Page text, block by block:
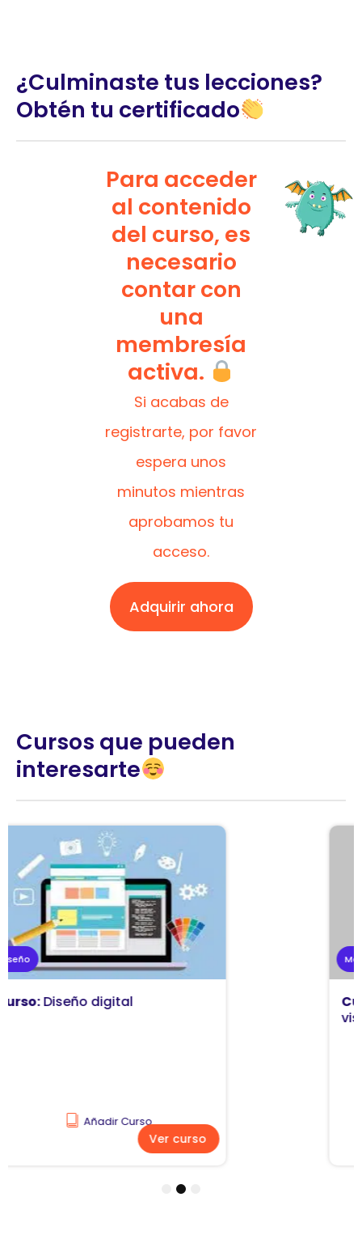
¿Culminaste tus lecciones?
Obtén tu certificado
Para acceder
al contenido
del curso, es
necesario
contar con
una
membresía
activa.
Si acabas de
registrarte, por favor
espera unos
minutos mientras
aprobamos tu
acceso.
Adquirir ahora
Cursos que pueden
interesarte
Marketing
Curso:Diseño y comunicación
Añadir Curso